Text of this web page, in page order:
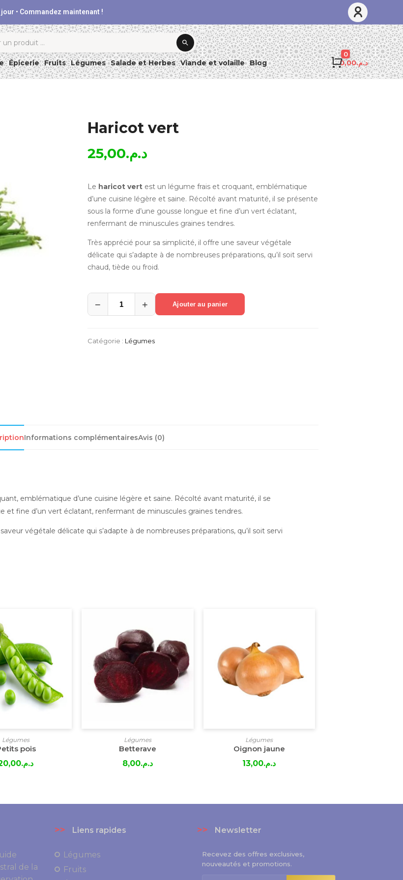
• Commandez maintenant !
Rechercher
Épicerie Fruits Légumes Salade et Herbes Viande et volaille Blog
0
د.م.0,00
Haricot vert
د.م.25,00
Le haricot vert est un légume frais et croquant, emblématique
d’une cuisine légère et saine. Récolté avant maturité, il se présente
sous la forme d’une gousse longue et fine d’un vert éclatant,
renfermant de minuscules graines tendres.
Très apprécié pour sa simplicité, il offre une saveur végétale
délicate qui s’adapte à de nombreuses préparations, qu’il soit servi
chaud, tiède ou froid.
quantité
de
vert
− + Ajouter au panier
Catégorie : Légumes
Informations complémentairesAvis (0)
emblématique d’une cuisine légère et saine. Récolté avant maturité, il se
et fine d’un vert éclatant, renfermant de minuscules graines tendres.
végétale délicate qui s’adapte à de nombreuses préparations, qu’il soit servi
Légumes
pois
د.م.
Légumes
Betterave
د.م.8,00
Légumes
Oignon jaune
د.م.13,00
de la
>> Liens rapides
Légumes
Fruits
>> Newsletter
Recevez des offres exclusives,
nouveautés et promotions.